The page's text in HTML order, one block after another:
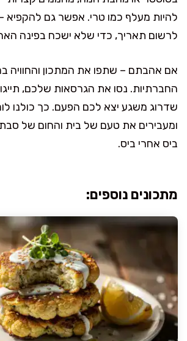
להיות מעלף כמו טרי. אפשר גם
לרשום תאריך, כדי שלא ישכח בפינה
אם אהבתם – שתפו את המתכון והחוויה
החברתיות. נסו את הגרסאות שלכם,
שדרוג משגע יצא לכם הפעם. כך כולנו
ומעבירים את טעם של בית והחום של
ביס אחרי ביס.
מתכונים נוספים: